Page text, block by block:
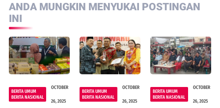
ANDA MUNGKIN MENYUKAI POSTINGAN
INI
BERITA UMUM
BERITA NASIONAL
OCTOBER
26, 2025
BERITA UMUM
BERITA NASIONAL
OCTOBER
26, 2025
BERITA UMUM
BERITA NASIONAL
OCTOBER
26, 2025